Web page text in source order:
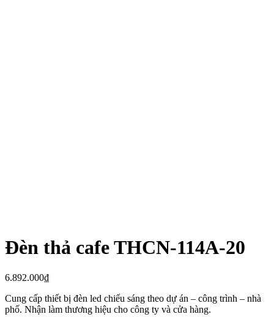
Đèn thả cafe THCN-114A-20
6.892.000₫
Cung cấp thiết bị đèn led chiếu sáng theo dự án – công trình – nhà
phố. Nhận làm thương hiệu cho công ty và cửa hàng.